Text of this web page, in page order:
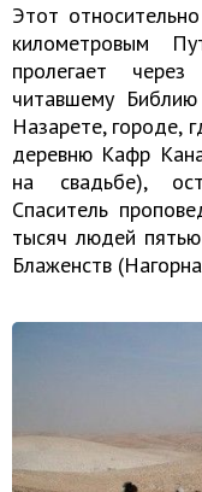
Этот
километровым
пролегает
читавшему
Назарете, городе,
деревню Кафр
на свадьбе),
Спаситель
тысяч людей
Блаженств